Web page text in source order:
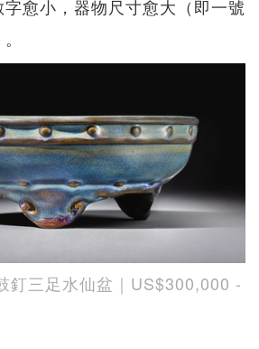
愈小，器物尺寸愈大（即一號
釘三足水仙盆｜US$300,000 -